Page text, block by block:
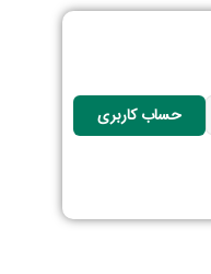
حساب کاربری